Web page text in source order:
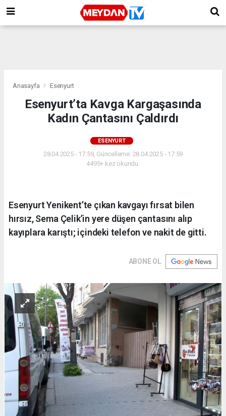
Anasayfa Esenyurt
Esenyurt’ta Kavga Kargaşasında
Kadın Çantasını Çaldırdı
ESENYURT
28.04.2025 - 17:59, Güncelleme: 28.04.2025 - 17:59
4495+ kez okundu.
Esenyurt Yenikent’te çıkan kavgayı fırsat bilen
hırsız, Sema Çelik’in yere düşen çantasını alıp
kayıplara karıştı; içindeki telefon ve nakit de gitti.
ABONE OL